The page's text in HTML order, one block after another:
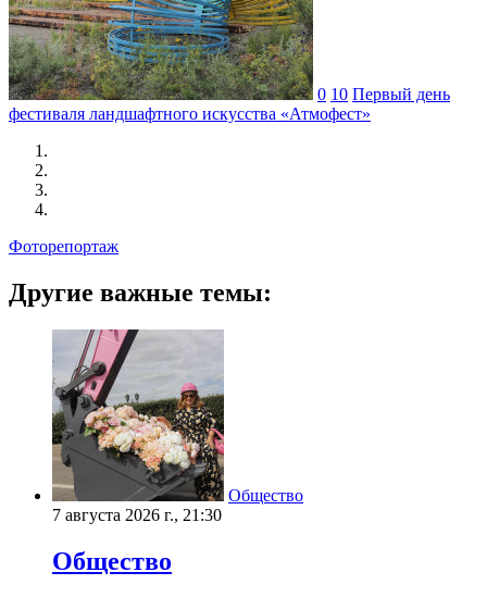
0 10 Первый день
фестиваля ландшафтного искусства «Атмофест»
Фоторепортаж
Другие важные темы:
Общество
7 августа 2026 г., 21:30
Общество